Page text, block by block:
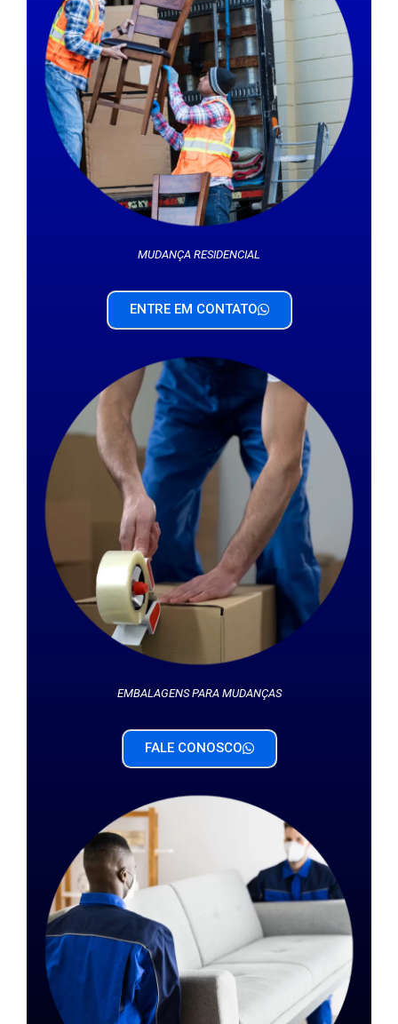
MUDANÇA RESIDENCIAL
ENTRE EM CONTATO
EMBALAGENS PARA MUDANÇAS
FALE CONOSCO